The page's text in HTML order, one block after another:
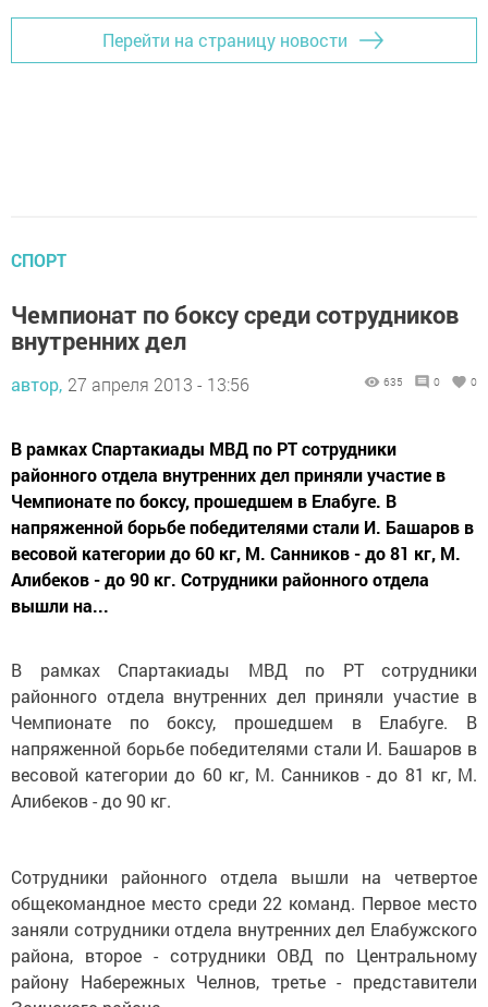
Перейти на страницу новости
СПОРТ
Чемпионат по боксу среди сотрудников
внутренних дел
автор, 27 апреля 2013 - 13:56 635 0 0
В рамках Спартакиады МВД по РТ сотрудники
районного отдела внутренних дел приняли участие в
Чемпионате по боксу, прошедшем в Елабуге. В
напряженной борьбе победителями стали И. Башаров в
весовой категории до 60 кг, М. Санников - до 81 кг, М.
Алибеков - до 90 кг. Сотрудники районного отдела
вышли на...
В рамках Спартакиады МВД по РТ сотрудники
районного отдела внутренних дел приняли участие в
Чемпионате по боксу, прошедшем в Елабуге. В
напряженной борьбе победителями стали И. Башаров в
весовой категории до 60 кг, М. Санников - до 81 кг, М.
Алибеков - до 90 кг.
Сотрудники районного отдела вышли на четвертое
общекомандное место среди 22 команд. Первое место
заняли сотрудники отдела внутренних дел Елабужского
района, второе - сотрудники ОВД по Центральному
району Набережных Челнов, третье - представители